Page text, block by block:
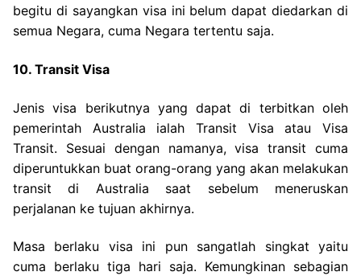
begitu di sayangkan visa ini belum dapat diedarkan di
semua Negara, cuma Negara tertentu saja.
10. Transit Visa
Jenis visa berikutnya yang dapat di terbitkan oleh
pemerintah Australia ialah Transit Visa atau Visa
Transit. Sesuai dengan namanya, visa transit cuma
diperuntukkan buat orang-orang yang akan melakukan
transit di Australia saat sebelum meneruskan
perjalanan ke tujuan akhirnya.
Masa berlaku visa ini pun sangatlah singkat yaitu
cuma berlaku tiga hari saja. Kemungkinan sebagian